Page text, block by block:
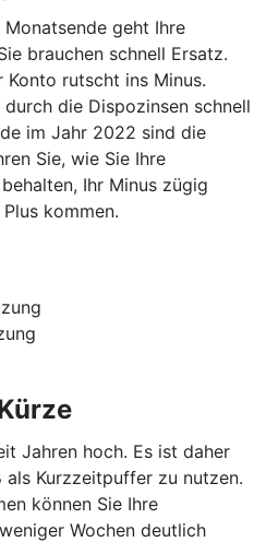
geht Ihre
brauchen schnell Ersatz.
rutscht ins Minus.
die Dispozinsen schnell
im Jahr 2022 sind die
Sie, wie Sie Ihre
Ihr Minus zügig
kommen.
Jahren hoch. Es ist daher
Kurzzeitpuffer zu nutzen.
können Sie Ihre
Wochen deutlich